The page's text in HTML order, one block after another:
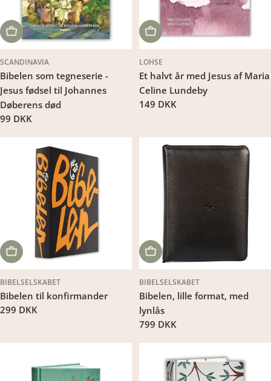
LÆG I KURV
SCANDINAVIA
Bibelen som tegneserie -
Jesus fødsel til Johannes
Døberens død
Translation
da.products.product.price.regular_price
99 DKK
LÆG I KURV
LOHSE
Et halvt år med Jesus af Maria
Celine Lundeby
Translation
149 DKK
LÆG I KURV
BIBELSELSKABET
Bibelen til konfirmander
Translation
299 DKK
LÆG I KURV
BIBELSELSKABET
Bibelen, lille format, med
lynlås
Translation
799 DKK